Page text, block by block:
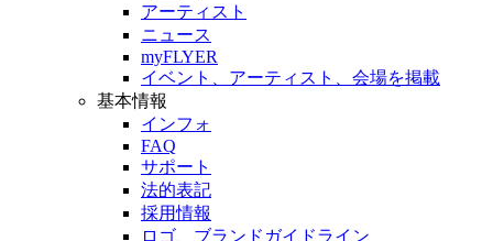
アーティスト
ニュース
myFLYER
イベント、アーティスト、会場を掲載
基本情報
インフォ
FAQ
サポート
法的表記
採用情報
ロゴ、ブランドガイドライン